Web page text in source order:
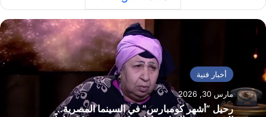
أخبار فنية
مارس 30, 2026
رحيل “أشهر كومبارس” في السينما المصرية..